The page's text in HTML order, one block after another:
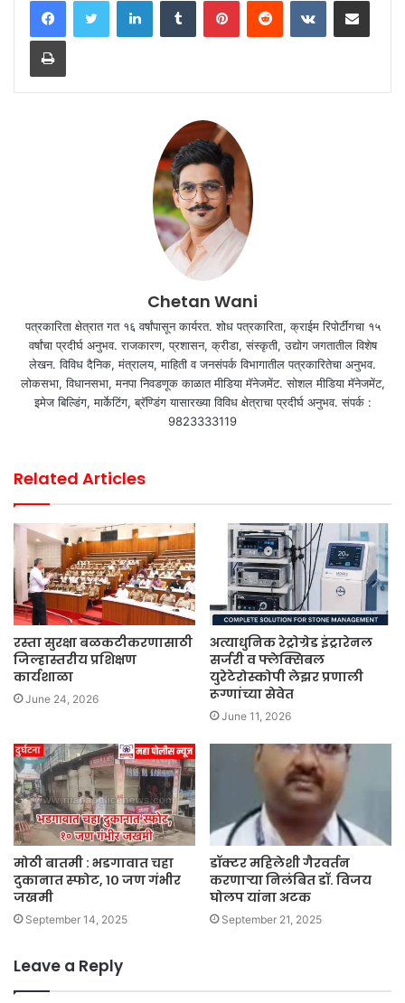
Print
Chetan Wani
पत्रकारिता क्षेत्रात गत १६ वर्षांपासून कार्यरत. शोध पत्रकारिता, क्राईम रिपोर्टींगचा १५
वर्षांचा प्रदीर्घ अनुभव. राजकारण, प्रशासन, क्रीडा, संस्कृती, उद्योग जगतातील विशेष
लेखन. विविध दैनिक, मंत्रालय, माहिती व जनसंपर्क विभागातील पत्रकारितेचा अनुभव.
लोकसभा, विधानसभा, मनपा निवडणूक काळात मीडिया मॅनेजमेंट. सोशल मीडिया मॅनेजमेंट,
इमेज बिल्डिंग, मार्केटिंग, ब्रॅण्डिंग यासारख्या विविध क्षेत्राचा प्रदीर्घ अनुभव. संपर्क :
9823333119
Related Articles
रस्ता सुरक्षा बळकटीकरणासाठी
जिल्हास्तरीय प्रशिक्षण
कार्यशाळा
June 24, 2026
अत्याधुनिक रेट्रोग्रेड इंट्रारेनल
सर्जरी व फ्लेक्सिबल
युरेटेरोस्कोपी लेझर प्रणाली
रूग्णांच्या सेवेत
June 11, 2026
मोठी बातमी : भडगावात चहा
दुकानात स्फोट, १० जण गंभीर
जखमी
September 14, 2025
डॉक्टर महिलेशी गैरवर्तन
करणाऱ्या निलंबित डॉ. विजय
घोलप यांना अटक
September 21, 2025
Leave a Reply